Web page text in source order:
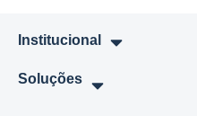
Institucional
Soluções